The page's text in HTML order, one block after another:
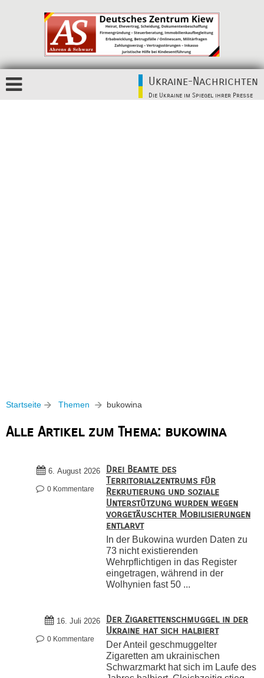
Ukraine-Nachrichten
Die Ukraine im Spiegel ihrer Presse
Startseite Themen bukowina
Alle Artikel zum Thema: bukowina
6. August 2026
0 Kommentare
Drei Beamte des
Territorialzentrums für
Rekrutierung und soziale
Unterstützung wurden wegen
vorgetäuschter Mobilisierungen
entlarvt
In der Bukowina wurden Daten zu
73 nicht existierenden
Wehrpflichtigen in das Register
eingetragen, während in der
Wolhynien fast 50 ...
16. Juli 2026
0 Kommentare
Der Zigarettenschmuggel in der
Ukraine hat sich halbiert
Der Anteil geschmuggelter
Zigaretten am ukrainischen
Schwarzmarkt hat sich im Laufe des